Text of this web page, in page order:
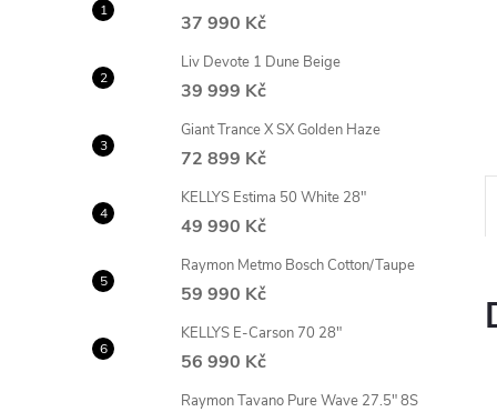
n
e
l
37 990 Kč
Liv Devote 1 Dune Beige
39 999 Kč
Giant Trance X SX Golden Haze
72 899 Kč
KELLYS Estima 50 White 28"
49 990 Kč
Raymon Metmo Bosch Cotton/Taupe
59 990 Kč
KELLYS E-Carson 70 28"
56 990 Kč
Raymon Tavano Pure Wave 27.5" 8S